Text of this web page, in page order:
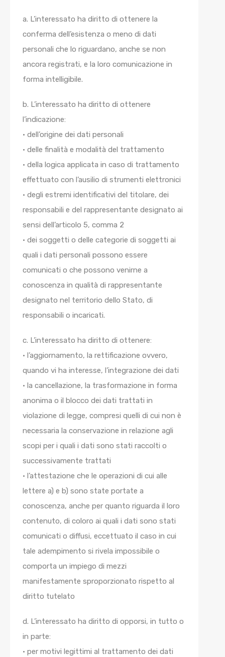
a. L’interessato ha diritto di ottenere la
conferma dell’esistenza o meno di dati
personali che lo riguardano, anche se non
ancora registrati, e la loro comunicazione in
forma intelligibile.
b. L’interessato ha diritto di ottenere
l’indicazione:
• dell’origine dei dati personali
• delle finalità e modalità del trattamento
• della logica applicata in caso di trattamento
effettuato con l’ausilio di strumenti elettronici
• degli estremi identificativi del titolare, dei
responsabili e del rappresentante designato ai
sensi dell’articolo 5, comma 2
• dei soggetti o delle categorie di soggetti ai
quali i dati personali possono essere
comunicati o che possono venirne a
conoscenza in qualità di rappresentante
designato nel territorio dello Stato, di
responsabili o incaricati.
c. L’interessato ha diritto di ottenere:
• l’aggiornamento, la rettificazione ovvero,
quando vi ha interesse, l’integrazione dei dati
• la cancellazione, la trasformazione in forma
anonima o il blocco dei dati trattati in
violazione di legge, compresi quelli di cui non è
necessaria la conservazione in relazione agli
scopi per i quali i dati sono stati raccolti o
successivamente trattati
• l’attestazione che le operazioni di cui alle
lettere a) e b) sono state portate a
conoscenza, anche per quanto riguarda il loro
contenuto, di coloro ai quali i dati sono stati
comunicati o diffusi, eccettuato il caso in cui
tale adempimento si rivela impossibile o
comporta un impiego di mezzi
manifestamente sproporzionato rispetto al
diritto tutelato
d. L’interessato ha diritto di opporsi, in tutto o
in parte:
• per motivi legittimi al trattamento dei dati